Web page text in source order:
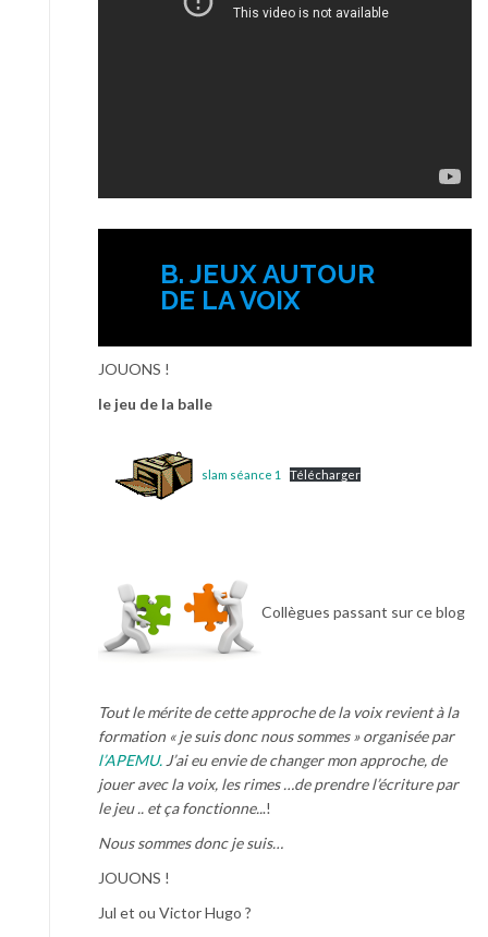
B. JEUX AUTOUR
DE LA VOIX
JOUONS !
le jeu de la balle
slam séance 1 Télécharger
Collègues passant sur ce blog
Tout le mérite de cette approche de la voix revient à la
formation « je suis donc nous sommes » organisée par
l’APEMU. J’ai eu envie de changer mon approche, de
jouer avec la voix, les rimes …de prendre l’écriture par
le jeu .. et ça fonctionne...!
Nous sommes donc je suis…
JOUONS !
Jul et ou Victor Hugo ?